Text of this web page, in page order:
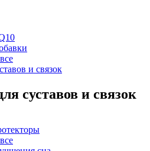
и связок
суставов и связок